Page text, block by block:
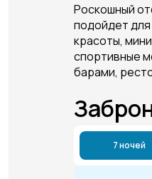
Роскошный
подойдет
красоты,
спортивные
барами,
7 ночей